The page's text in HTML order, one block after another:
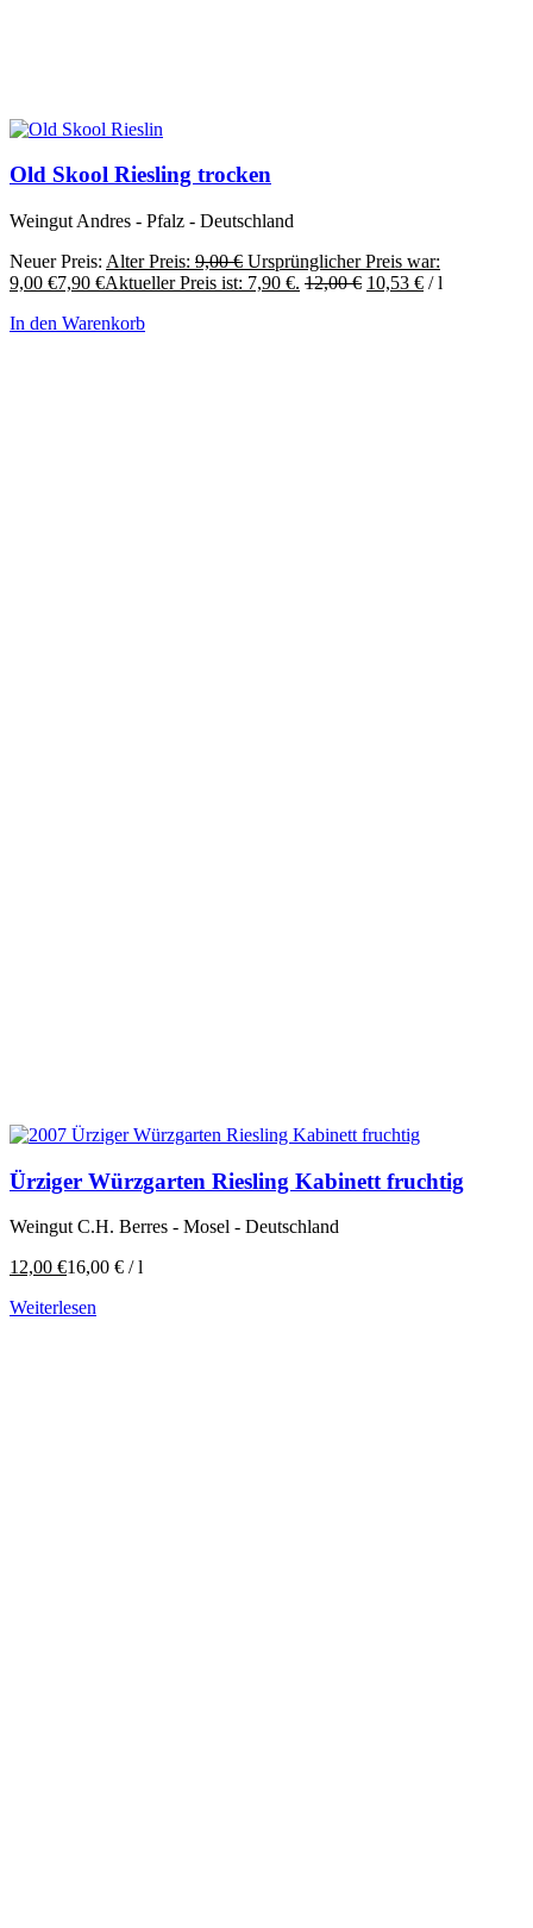
Old Skool Riesling trocken
Weingut Andres - Pfalz - Deutschland
Neuer Preis: Alter Preis: 9,00€ Ursprünglicher Preis war:
9,00 €7,90 €Aktueller Preis ist: 7,90 €. 12,00€ 10,53 € /l
In den Warenkorb
Ürziger Würzgarten Riesling Kabinett fruchtig
Weingut C.H. Berres - Mosel - Deutschland
12,00 €16,00 € /l
Weiterlesen